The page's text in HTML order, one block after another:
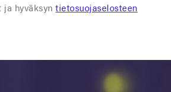
ja hyväksyntietosuojaselosteen